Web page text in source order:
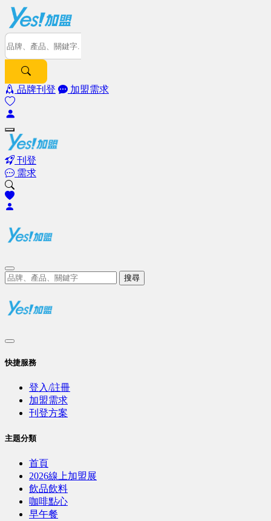
品牌刊登 加盟需求
刊登
需求
搜尋
快捷服務
登入/註冊
加盟需求
刊登方案
主題分類
首頁
2026線上加盟展
飲品飲料
咖啡點心
早午餐